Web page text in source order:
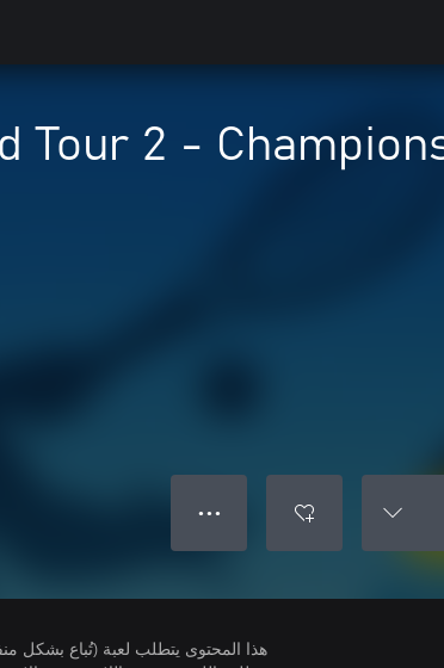
Tour 2 -
● ● ●
هذا المحتوى يتطلب لعبة (تُباع بشكل